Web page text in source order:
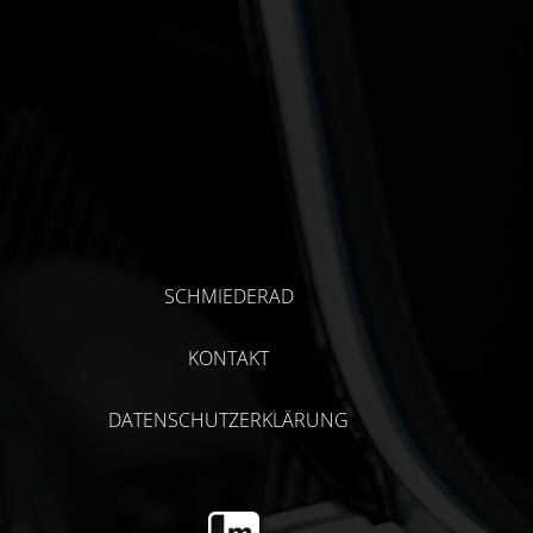
SCHMIEDERAD
KONTAKT
DATENSCHUTZERKLÄRUNG